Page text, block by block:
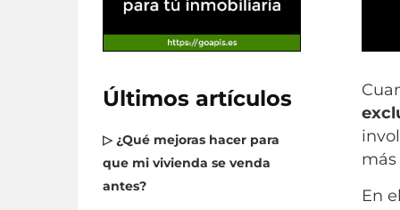
En
Últimos artículos
▷ ¿Qué mejoras hacer para
que mi vivienda se venda
antes?